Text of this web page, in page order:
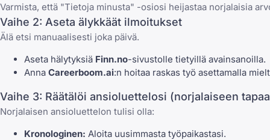
Varmista, että "Tietoja minusta" -osiosi heijastaa norjalaisia
Vaihe 2: Aseta älykkäät ilmoitukset
Älä etsi manuaalisesti joka päivä.
Aseta hälytyksiä Finn.no-sivustolle tietyillä avainsanoilla.
Anna Careerboom.ai:n hoitaa raskas työ asettamalla
Vaihe 3: Räätälöi ansioluettelosi (norjalaiseen
Norjalaisen ansioluettelon tulisi olla:
Kronologinen: Aloita uusimmasta työpaikastasi.